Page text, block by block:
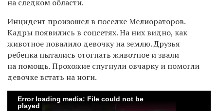
на следком области.
Инцидент произошел в поселке Мелиораторов.
Кадры появились в соцсетях. На них видно, как
животное повалило девочку на землю. Друзья
ребенка пытались отогнать животное и звали
на помощь. Прохожие спугнули овчарку и помогли
девочке встать на ноги.
Error loading media: File could not be
played